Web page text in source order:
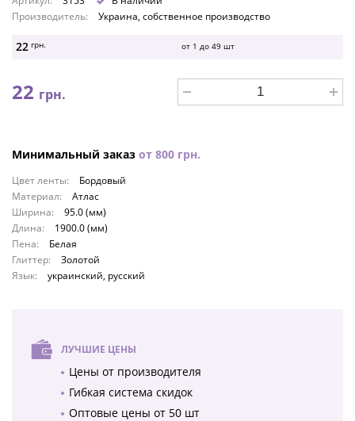
Производитель:
Украина, собственное производство
22 грн. от 1 до 49 шт
22 грн.
Минимальный заказ от 800 грн.
Цвет ленты:
Бордовый
Материал:
Атлас
Ширина:
95.0 (мм)
Длина:
1900.0 (мм)
Пена:
Белая
Глиттер:
Золотой
Язык:
украинский, русский
ЛУЧШИЕ ЦЕНЫ
Цены от производителя
Гибкая система скидок
Оптовые цены от 50 шт